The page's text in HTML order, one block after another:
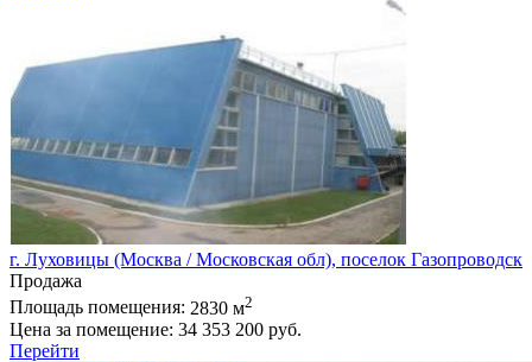
г. Луховицы (Москва / Московская обл), поселок Газопроводск
Продажа
Площадь помещения: 2830 м2
Цена за помещение: 34 353 200 руб.
Перейти